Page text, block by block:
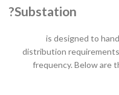
Substation?
is designed to
distribution
frequency. Below are